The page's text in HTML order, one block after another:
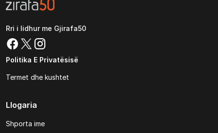
Rri i lidhur me Gjirafa50
Politika E Privatësisë
Termet dhe kushtet
Llogaria
Shporta ime